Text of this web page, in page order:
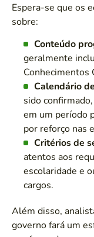
Espera-se que os
sobre:
Conteúdo
geralmente
Conhecimentos
Calendário
sido
em um período
por reforço nas
Critérios de
atentos aos
escolaridade e
cargos.
Além disso,
governo fará um